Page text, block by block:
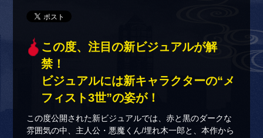
この度、注目の新ビジュアルが解
禁！
ビジュアルには新キャラクターの“メ
フィスト3世”の姿が！
この度公開された新ビジュアルでは、赤と黒のダークな
雰囲気の中、主人公・悪魔くん/埋れ木一郎と、本作から